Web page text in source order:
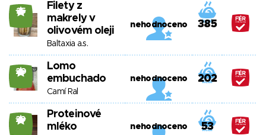
25
Filety z
makrely v
olivovém oleji
Baltaxia a.s.
nehodnoceno 385
20
Lomo
embuchado
Camí Ral
nehodnoceno 202
29
Proteinové
mléko
nehodnoceno 53